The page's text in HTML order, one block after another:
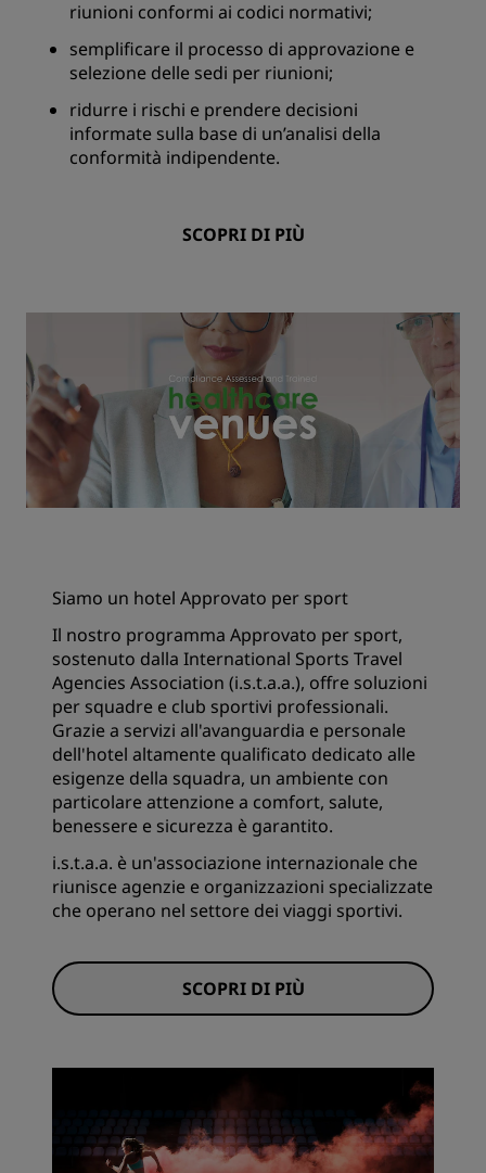
riunioni conformi ai codici normativi;
semplificare il processo di approvazione e
selezione delle sedi per riunioni;
ridurre i rischi e prendere decisioni
informate sulla base di un’analisi della
conformità indipendente.
SCOPRI DI PIÙ
Siamo un hotel Approvato per sport
Il nostro programma Approvato per sport,
sostenuto dalla International Sports Travel
Agencies Association (i.s.t.a.a.), offre soluzioni
per squadre e club sportivi professionali.
Grazie a servizi all'avanguardia e personale
dell'hotel altamente qualificato dedicato alle
esigenze della squadra, un ambiente con
particolare attenzione a comfort, salute,
benessere e sicurezza è garantito.
i.s.t.a.a. è un'associazione internazionale che
riunisce agenzie e organizzazioni specializzate
che operano nel settore dei viaggi sportivi.
SCOPRI DI PIÙ